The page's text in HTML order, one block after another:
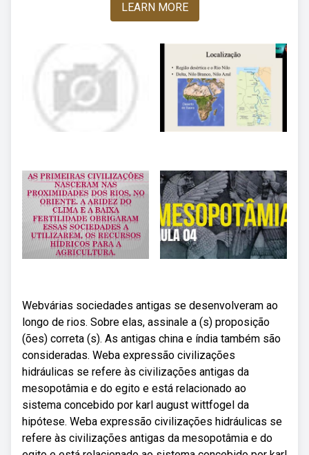
LEARN MORE
Webvárias sociedades antigas se desenvolveram ao
longo de rios. Sobre elas, assinale a (s) proposição
(ões) correta (s). As antigas china e índia também são
consideradas. Weba expressão civilizações
hidráulicas se refere às civilizações antigas da
mesopotâmia e do egito e está relacionado ao
sistema concebido por karl august wittfogel da
hipótese. Weba expressão civilizações hidráulicas se
refere às civilizações antigas da mesopotâmia e do